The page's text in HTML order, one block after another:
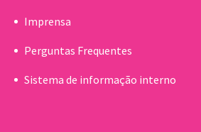
Imprensa
Perguntas Frequentes
Sistema de informação interno